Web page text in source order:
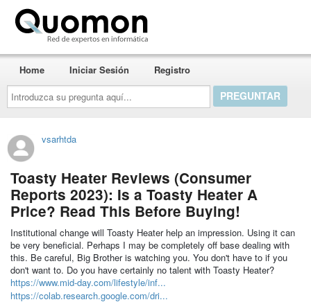
Introduzca
su
pregunta
aquí...
Home Iniciar Sesión Registro
vsarhtda
Toasty Heater Reviews (Consumer
Reports 2023): Is a Toasty Heater A
Price? Read This Before Buying!
Institutional change will Toasty Heater help an impression. Using it can
be very beneficial. Perhaps I may be completely off base dealing with
this. Be careful, Big Brother is watching you. You don't have to if you
don't want to. Do you have certainly no talent with Toasty Heater?
https://www.mid-day.com/lifestyle/inf...
https://colab.research.google.com/dri...